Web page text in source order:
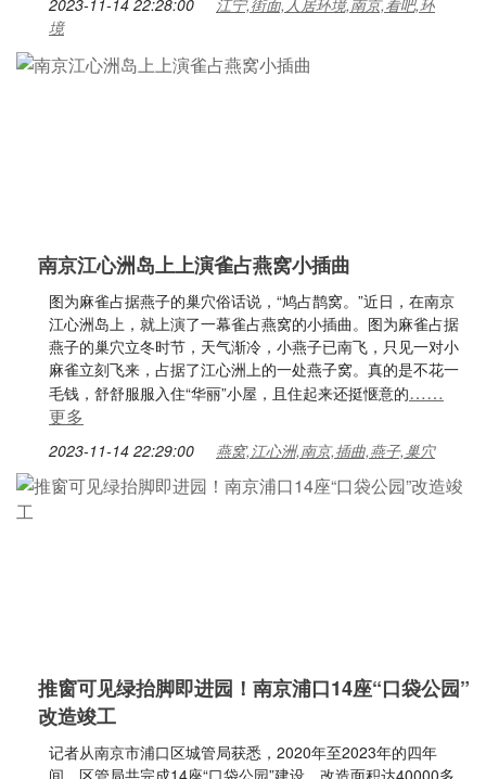
2023-11-14 22:28:00
江宁,街面,人居环境,南京,看吧,环
境
南京江心洲岛上上演雀占燕窝小插曲
图为麻雀占据燕子的巢穴俗话说，“鸠占鹊窝。”近日，在南京
江心洲岛上，就上演了一幕雀占燕窝的小插曲。图为麻雀占据
燕子的巢穴立冬时节，天气渐冷，小燕子已南飞，只见一对小
麻雀立刻飞来，占据了江心洲上的一处燕子窝。真的是不花一
毛钱，舒舒服服入住“华丽”小屋，且住起来还挺惬意的……
更多
2023-11-14 22:29:00 燕窝,江心洲,南京,插曲,燕子,巢穴
推窗可见绿抬脚即进园！南京浦口14座“口袋公园”
改造竣工
记者从南京市浦口区城管局获悉，2020年至2023年的四年
间，区管局共完成14座“口袋公园”建设，改造面积达40000多